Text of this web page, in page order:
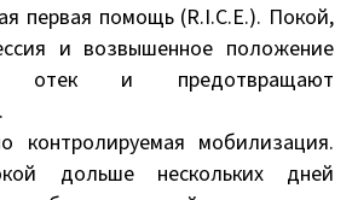
первая помощь (R.I.C.E.). Покой,
и возвышенное положение
отек и предотвращают
контролируемая мобилизация.
дольше нескольких дней